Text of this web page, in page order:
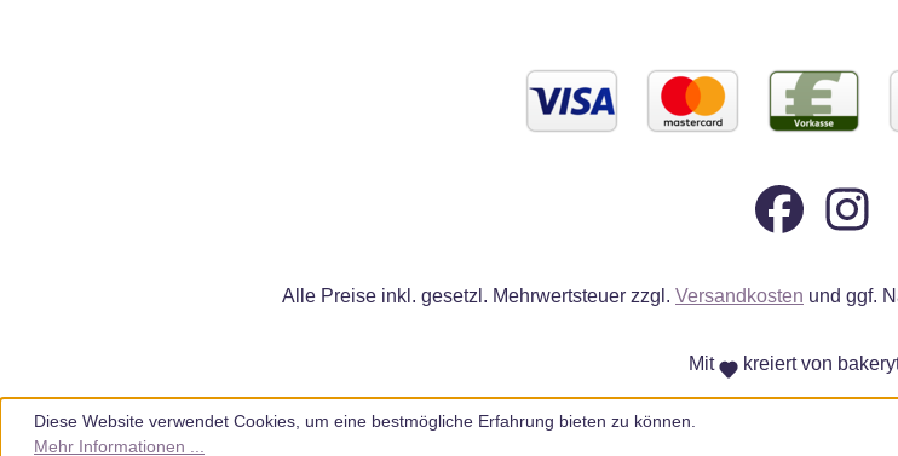
Alle Preise inkl. gesetzl. Mehrwertsteuer zzgl. Versandkosten und ggf.
Mit kreiert von
Diese Website verwendet Cookies, um eine bestmögliche Erfahrung bieten zu können.
Mehr Informationen ...